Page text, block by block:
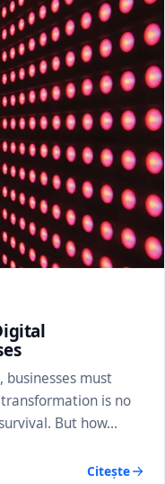
businesses must
is no
But how…
Citește